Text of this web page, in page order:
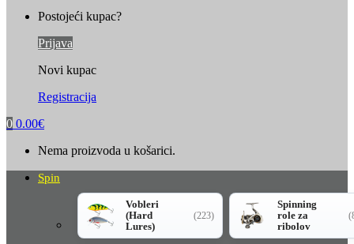
Postojeći kupac?
Prijava
Novi kupac
Registracija
0 0.00€
Nema proizvoda u košarici.
Spin
Vobleri
(Hard
Lures)
(223)
Spinning
role za
ribolov